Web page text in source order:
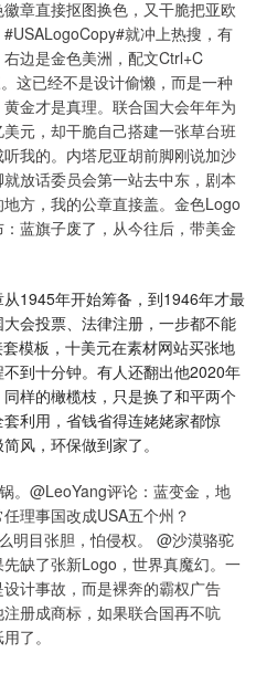
章直接抠图换色，又干脆把亚欧
就冲上热搜，有
边是金色美洲，配文Ctrl+C
这已经不是设计偷懒，而是一种
金才是真理。联合国大会年年为
元，却干脆自己搭建一张草台班
我的。内塔尼亚胡前脚刚说加沙
放话委员会第一站去中东，剧本
方，我的公章直接盖。金色Logo
蓝旗子废了，从今往后，带美金
1945年开始筹备，到1946年才最
会投票、法律注册，一步都不能
模板，十美元在素材网站买张地
到十分钟。有人还翻出他2020年
样的橄榄枝，只是换了和平两个
利用，省钱省得连姥姥家都惊
风，环保做到家了。
。@LeoYang评论：蓝变金，地
理事国改成USA五个州？
明目张胆，怕侵权。 @沙漠骆驼
缺了张新Logo，世界真魔幻。一
计事故，而是裸奔的霸权广告
册成商标，如果联合国再不吭
了。